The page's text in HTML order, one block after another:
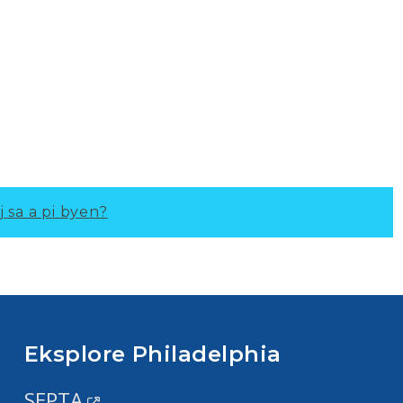
a pi byen?
Eksplore Philadelphia